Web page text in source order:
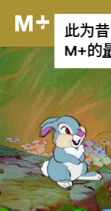
此为
M+的